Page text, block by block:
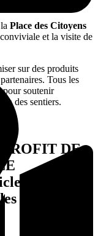
Place des Citoyens
et la visite de
sur des produits
Tous les
pour soutenir
des sentiers.
DE
de sports,
sentiers de